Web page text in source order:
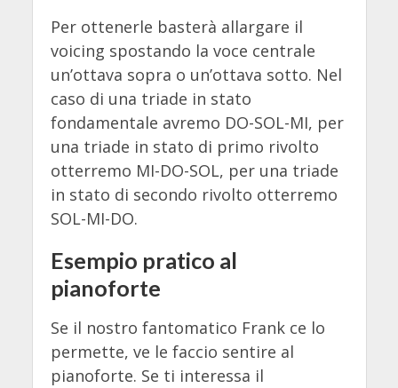
Per ottenerle basterà allargare il
voicing spostando la voce centrale
un’ottava sopra o un’ottava sotto. Nel
caso di una triade in stato
fondamentale avremo DO-SOL-MI, per
una triade in stato di primo rivolto
otterremo MI-DO-SOL, per una triade
in stato di secondo rivolto otterremo
SOL-MI-DO.
Esempio pratico al
pianoforte
Se il nostro fantomatico Frank ce lo
permette, ve le faccio sentire al
pianoforte. Se ti interessa il